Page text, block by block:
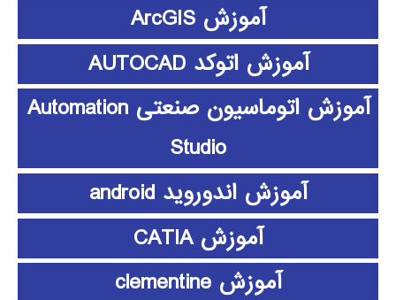
آموزش ArcGIS
آموزش اتوکد AUTOCAD
آموزش اتوماسیون صنعتی Automation
Studio
آموزش اندوروید android
آموزش CATIA
آموزش clementine